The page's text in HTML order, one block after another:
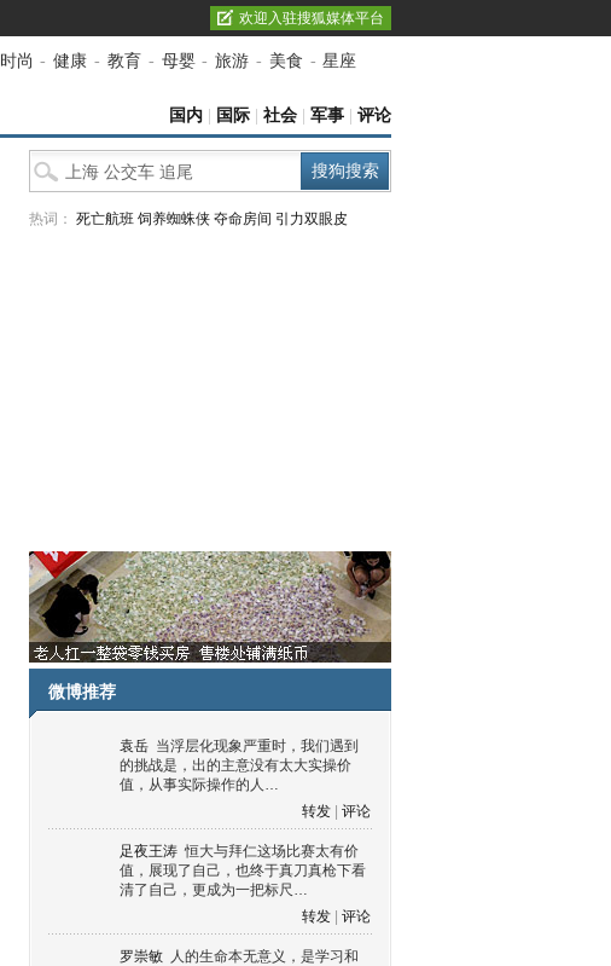
欢迎入驻搜狐媒体平台
时尚 - 健康 - 教育 - 母婴 - 旅游 - 美食 - 星座
国内 国际 社会 军事 评论
热词： 死亡航班 饲养蜘蛛侠 夺命房间 引力双眼皮
微博推荐
袁岳 当浮层化现象严重时，我们遇到
的挑战是，出的主意没有太大实操价
值，从事实际操作的人…
转发
评论
足夜王涛 恒大与拜仁这场比赛太有价
值，展现了自己，也终于真刀真枪下看
清了自己，更成为一把标尺…
转发
评论
罗崇敏 人的生命本无意义，是学习和